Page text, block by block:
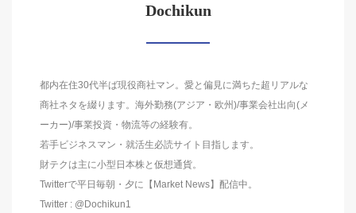
Dochikun
都内在住30代半ば現役商社マン。愛と偏見に満ちた超リアルな
商社ネタを綴ります。海外勤務(アジア・欧州)/事業会社出向(メ
ーカー)/事業投資・物流等の経験有。
若手ビジネスマン・就活生必読サイト目指します。
財テクは主に小型日本株と仮想通貨。
Twitterで平日毎朝・夕に【Market News】配信中。
Twitter : @Dochikun1